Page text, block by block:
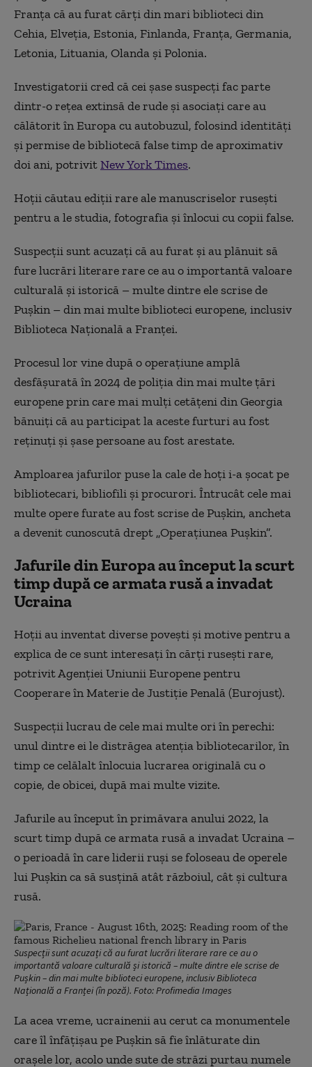
Franța că au furat cărți din mari biblioteci din
Cehia, Elveția, Estonia, Finlanda, Franța, Germania,
Letonia, Lituania, Olanda și Polonia.
Investigatorii cred că cei șase suspecți fac parte
dintr-o rețea extinsă de rude și asociați care au
călătorit în Europa cu autobuzul, folosind identități
și permise de bibliotecă false timp de aproximativ
doi ani, potrivitNew York Times.
Hoții căutau ediții rare ale manuscriselor rusești
pentru a le studia, fotografia și înlocui cu copii false.
Suspecții sunt acuzați că au furat și au plănuit să
fure lucrări literare rare ce au o importantă valoare
culturală și istorică – multe dintre ele scrise de
Pușkin – din mai multe biblioteci europene, inclusiv
Biblioteca Națională a Franței.
Procesul lor vine după o operațiune amplă
desfășurată în 2024 de poliția din mai multe țări
europene prin care mai mulți cetățeni din Georgia
bănuiți că au participat la aceste furturi au fost
reținuți și șase persoane au fost arestate.
Amploarea jafurilor puse la cale de hoți i-a șocat pe
bibliotecari, bibliofili și procurori. Întrucât cele mai
multe opere furate au fost scrise de Pușkin, ancheta
a devenit cunoscută drept „Operațiunea Pușkin”.
Jafurile din Europa au început la scurt
timp după ce armata rusă a invadat
Ucraina
Hoții au inventat diverse povești și motive pentru a
explica de ce sunt interesați în cărți rusești rare,
potrivit Agenției Uniunii Europene pentru
Cooperare în Materie de Justiție Penală (Eurojust).
Suspecții lucrau de cele mai multe ori în perechi:
unul dintre ei le distrăgea atenția bibliotecarilor, în
timp ce celălalt înlocuia lucrarea originală cu o
copie, de obicei, după mai multe vizite.
Jafurile au început în primăvara anului 2022, la
scurt timp după ce armata rusă a invadat Ucraina –
o perioadă în care liderii ruși se foloseau de operele
lui Pușkin ca să susțină atât războiul, cât și cultura
rusă.
Suspecții sunt acuzați că au furat lucrări literare rare ce au o
importantă valoare culturală și istorică – multe dintre ele scrise de
Pușkin – din mai multe biblioteci europene, inclusiv Biblioteca
Națională a Franței (în poză). Foto: Profimedia Images
La acea vreme, ucrainenii au cerut ca monumentele
care îl înfățișau pe Pușkin să fie înlăturate din
orașele lor, acolo unde sute de străzi purtau numele